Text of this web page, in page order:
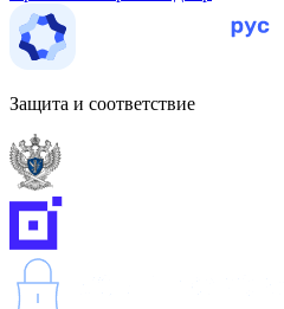
Защита и соответствие